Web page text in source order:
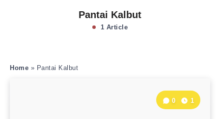
Pantai Kalbut
1 Article
Home » Pantai Kalbut
0 1